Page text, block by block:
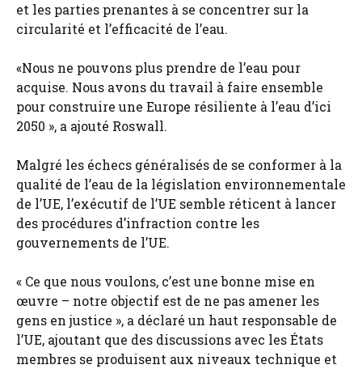
et les parties prenantes à se concentrer sur la
circularité et l’efficacité de l’eau.
«Nous ne pouvons plus prendre de l’eau pour
acquise. Nous avons du travail à faire ensemble
pour construire une Europe résiliente à l’eau d’ici
2050 », a ajouté Roswall.
Malgré les échecs généralisés de se conformer à la
qualité de l’eau de la législation environnementale
de l’UE, l’exécutif de l’UE semble réticent à lancer
des procédures d’infraction contre les
gouvernements de l’UE.
« Ce que nous voulons, c’est une bonne mise en
œuvre – notre objectif est de ne pas amener les
gens en justice », a déclaré un haut responsable de
l’UE, ajoutant que des discussions avec les États
membres se produisent aux niveaux technique et